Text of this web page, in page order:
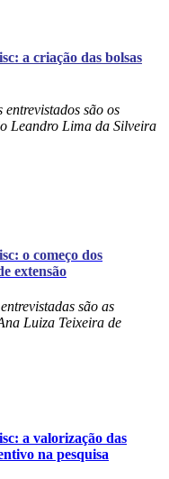
a criação das bolsas
são os
Leandro Lima da Silveira
o começo dos
extensão
são as
Luiza Teixeira de
a valorização das
na pesquisa